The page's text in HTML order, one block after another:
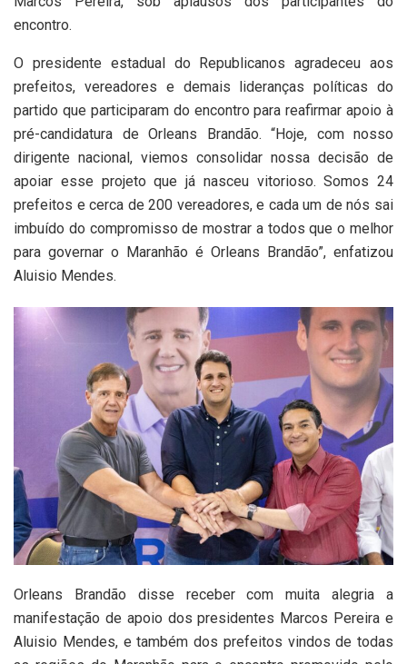
encontro.
O presidente estadual do Republicanos agradeceu aos
prefeitos, vereadores e demais lideranças políticas do
partido que participaram do encontro para reafirmar apoio à
pré-candidatura de Orleans Brandão. “Hoje, com nosso
dirigente nacional, viemos consolidar nossa decisão de
apoiar esse projeto que já nasceu vitorioso. Somos 24
prefeitos e cerca de 200 vereadores, e cada um de nós sai
imbuído do compromisso de mostrar a todos que o melhor
para governar o Maranhão é Orleans Brandão”, enfatizou
Aluisio Mendes.
Orleans Brandão disse receber com muita alegria a
manifestação de apoio dos presidentes Marcos Pereira e
Aluisio Mendes, e também dos prefeitos vindos de todas